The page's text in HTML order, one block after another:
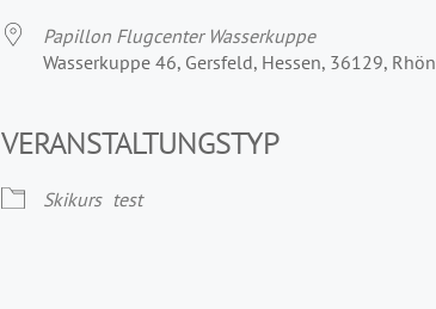
Papillon Flugcenter Wasserkuppe
Wasserkuppe 46, Gersfeld, Hessen, 36129, Rhön
VERANSTALTUNGSTYP
Skikurs test